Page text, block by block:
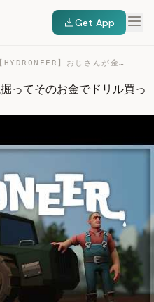
Get App
【HYDRONEER】おじさんが金塊掘ってそのお金でドリル買ってまた金塊掘る — TRANSCRIPT
ってそのお金でドリル買っ